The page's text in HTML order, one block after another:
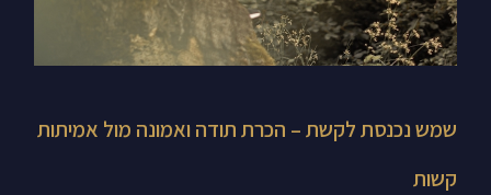
שמש נכנסת לקשת – הכרת תודה ואמונה מול אמיתות
קשות